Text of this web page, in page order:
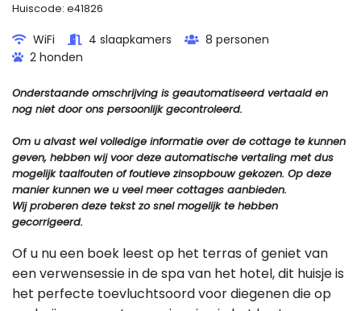
Huiscode: e41826
WiFi 4 slaapkamers
8 personen
2 honden
Onderstaande omschrijving is geautomatiseerd vertaald en
nog niet door ons persoonlijk gecontroleerd.
Om u alvast wel volledige informatie over de cottage te kunnen
geven, hebben wij voor deze automatische vertaling met dus
mogelijk taalfouten of foutieve zinsopbouw gekozen. Op deze
manier kunnen we u veel meer cottages aanbieden.
Wij proberen deze tekst zo snel mogelijk te hebben
gecorrigeerd.
Of u nu een boek leest op het terras of geniet van
een verwensessie in de spa van het hotel, dit huisje is
het perfecte toevluchtsoord voor diegenen die op